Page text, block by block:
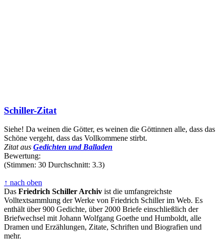
Schiller-Zitat
Siehe! Da weinen die Götter, es weinen die Göttinnen alle, dass das
Schöne vergeht, dass das Vollkommene stirbt.
Zitat aus Gedichten und Balladen
Bewertung:
(Stimmen: 30 Durchschnitt: 3.3)
↑ nach oben
Das Friedrich Schiller Archiv ist die umfangreichste
Volltextsammlung der Werke von Friedrich Schiller im Web. Es
enthält über 900 Gedichte, über 2000 Briefe einschließlich der
Briefwechsel mit Johann Wolfgang Goethe und Humboldt, alle
Dramen und Erzählungen, Zitate, Schriften und Biografien und
mehr.